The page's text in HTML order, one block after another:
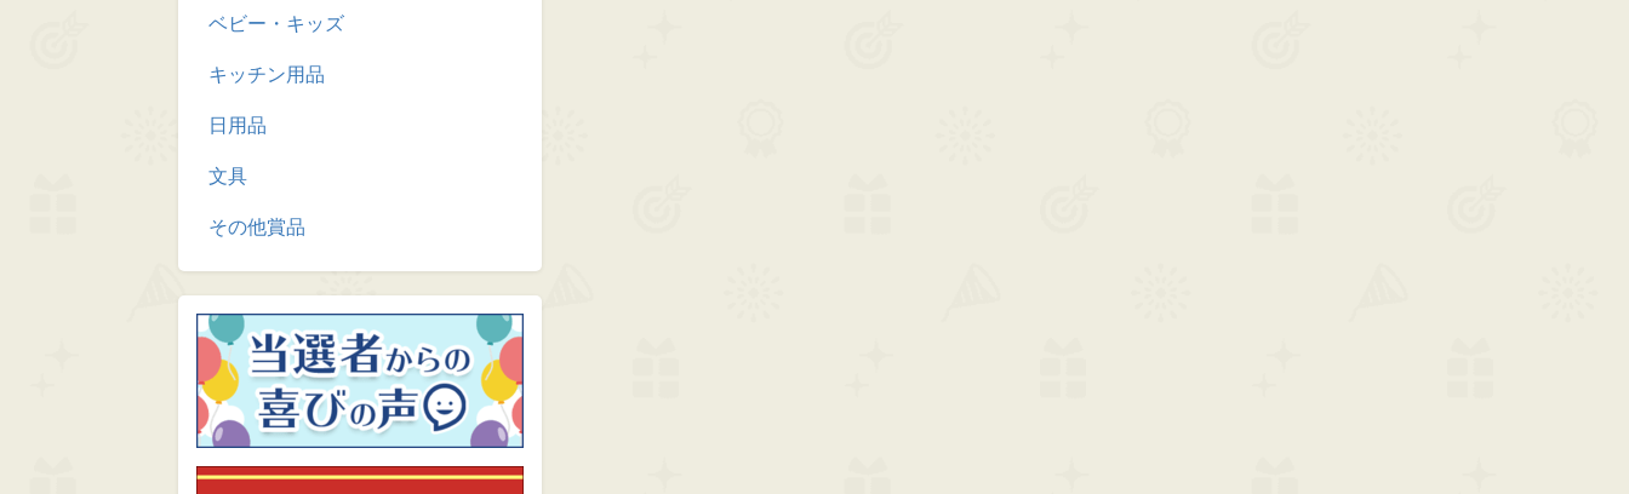
ベビー・キッズ
キッチン用品
日用品
文具
その他賞品